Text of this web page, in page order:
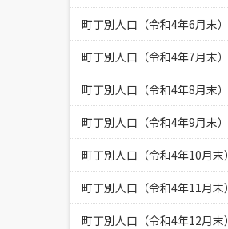
町丁別人口（令和4年6月末）
町丁別人口（令和4年7月末）
町丁別人口（令和4年8月末）
町丁別人口（令和4年9月末）
町丁別人口（令和4年10月末）
町丁別人口（令和4年11月末）
町丁別人口（令和4年12月末）